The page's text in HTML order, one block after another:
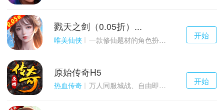
千百度h5
游戏
开始
戮天之剑（0.05折）...
唯美仙侠 一款修仙题材的角色扮演养成手游
千百度h5
游戏
开始
原始传奇H5
热血传奇 万人同服城战、自由即时PK的1.85经典玩法